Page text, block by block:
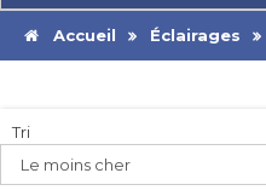
Accueil Éclairages
Tri